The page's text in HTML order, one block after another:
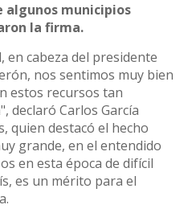
algunos municipios
la firma.
cabeza del presidente
nos sentimos muy bien
estos recursos tan
declaró Carlos García
quien destacó el hecho
grande, en el entendido
en esta época de difícil
es un mérito para el